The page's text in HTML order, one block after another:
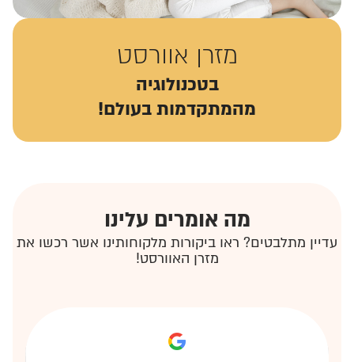
מזרן אוורסט
בטכנולוגיה
מהמתקדמות בעולם!
מה אומרים עלינו
עדיין מתלבטים? ראו ביקורות מלקוחותינו אשר רכשו את
מזרן האוורסט!